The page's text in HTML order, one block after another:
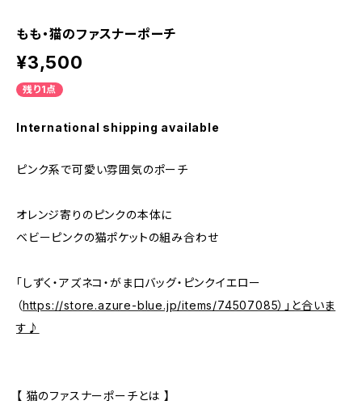
もも・猫のファスナーポーチ
¥3,500
残り1点
International shipping available
ピンク系で可愛い雰囲気のポーチ
オレンジ寄りのピンクの本体に
ベビーピンクの猫ポケットの組み合わせ
「しずく・アズネコ・がま口バッグ・ピンクイエロー
（https://store.azure-blue.jp/items/74507085）」と合いま
す♪
【 猫のファスナーポーチとは 】